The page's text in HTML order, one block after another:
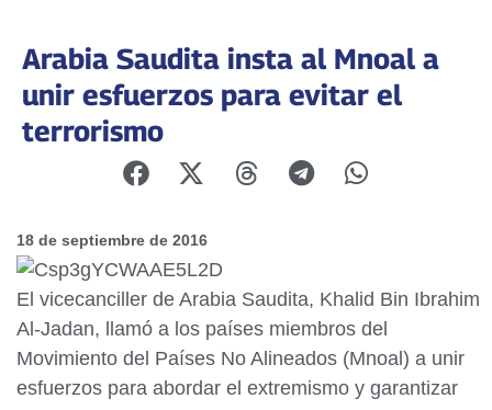
Arabia Saudita insta al Mnoal a
unir esfuerzos para evitar el
terrorismo
18 de septiembre de 2016
El vicecanciller de Arabia Saudita, Khalid Bin Ibrahim
Al-Jadan, llamó a los países miembros del
Movimiento del Países No Alineados (Mnoal) a unir
esfuerzos para abordar el extremismo y garantizar